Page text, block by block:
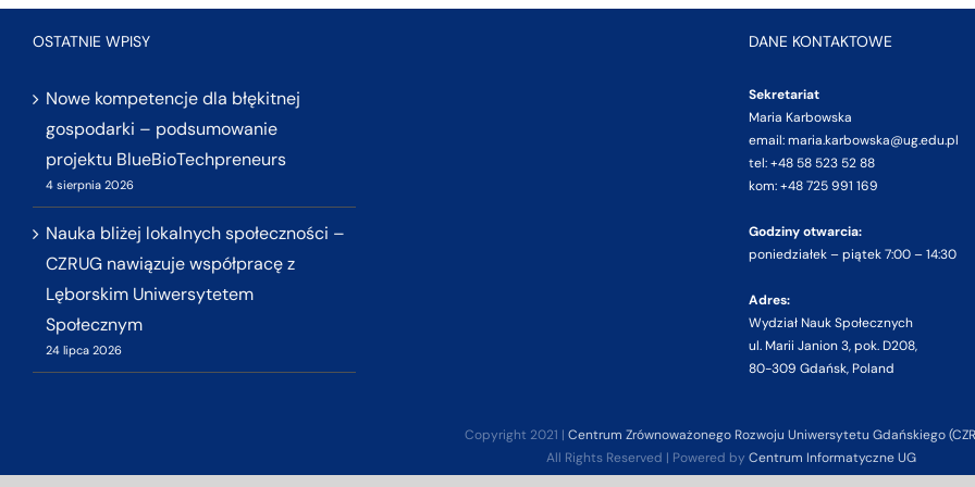
OSTATNIE WPISY
Nowe kompetencje dla błękitnej
gospodarki – podsumowanie
projektu BlueBioTechpreneurs
4 sierpnia 2026
Nauka bliżej lokalnych społeczności –
CZRUG nawiązuje współpracę z
Lęborskim Uniwersytetem
Społecznym
24 lipca 2026
DANE KONTAKTOWE
Sekretariat
Maria Karbowska
email: maria.karbowska@ug.edu.pl
tel: +48 58 523 52 88
kom: +48 725 991 169
Godziny otwarcia:
poniedziałek – piątek 7:00 – 14:30
Adres:
Wydział Nauk Społecznych
ul. Marii Janion 3, pok. D208,
80-309 Gdańsk, Poland
Copyright 2021 | Centrum Zrównoważonego Rozwoju Uniwersytetu Gdańskiego
All Rights Reserved | Powered by Centrum Informatyczne UG